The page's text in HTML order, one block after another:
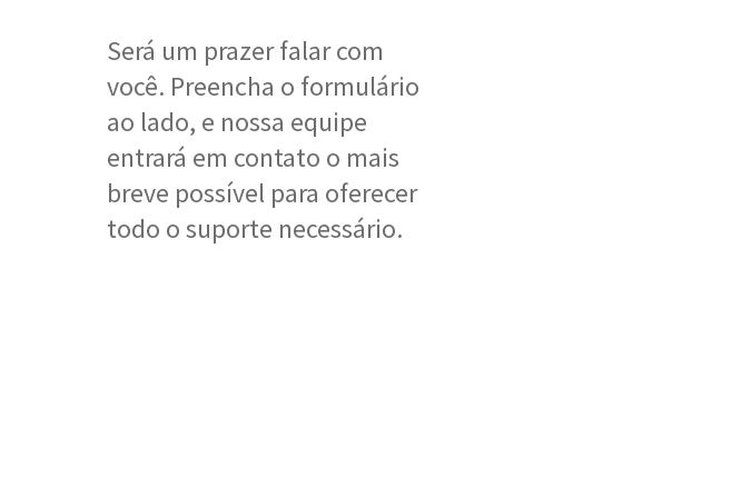
Será um prazer falar com
você. Preencha o formulário
ao lado, e nossa equipe
entrará em contato o mais
breve possível para oferecer
todo o suporte necessário.